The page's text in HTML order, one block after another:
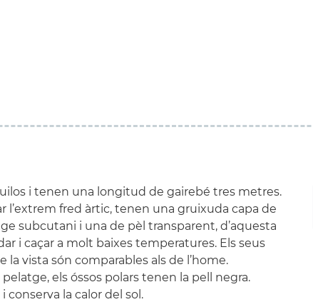
i tenen una longitud de gairebé tres metres.
l’extrem fred àrtic, tenen una gruixuda capa de
subcutani i una de pèl transparent, d’aquesta
i caçar a molt baixes temperatures. Els seus
la vista són comparables als de l’home.
els óssos polars tenen la pell negra.
conserva la calor del sol.